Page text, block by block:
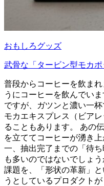
おもしろグッズ
武骨な「タービン型モカ
普段からコーヒーを飲ま
うにコーヒーを飲んでい
ですが、ガツンと濃い一
モカエキスプレス（ビア
ることもあります。 あの
を立ててコーヒーが湧き
一、抽出完了までの「待
も多いのではないでしょ
課題を、「形状の革新」
うとしているプロダクトが